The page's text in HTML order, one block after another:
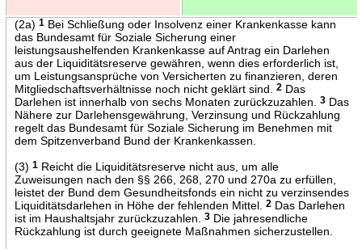
(2a) 1Bei Schließung oder Insolvenz einer Krankenkasse kann
das Bundesamt für Soziale Sicherung einer
leistungsaushelfenden Krankenkasse auf Antrag ein Darlehen
aus der Liquiditätsreserve gewähren, wenn dies erforderlich ist,
um Leistungsansprüche von Versicherten zu finanzieren, deren
Mitgliedschaftsverhältnisse noch nicht geklärt sind.
2Das
Darlehen ist innerhalb von sechs Monaten zurückzuzahlen.
3Das
Nähere zur Darlehensgewährung, Verzinsung und Rückzahlung
regelt das Bundesamt für Soziale Sicherung im Benehmen mit
dem Spitzenverband Bund der Krankenkassen.
(3) 1Reicht die Liquiditätsreserve nicht aus, um alle
Zuweisungen nach den §§ 266, 268, 270 und 270a zu erfüllen,
leistet der Bund dem Gesundheitsfonds ein nicht zu verzinsendes
Liquiditätsdarlehen in Höhe der fehlenden Mittel.
2Das Darlehen
ist im Haushaltsjahr zurückzuzahlen.
3Die jahresendliche
Rückzahlung ist durch geeignete Maßnahmen sicherzustellen.